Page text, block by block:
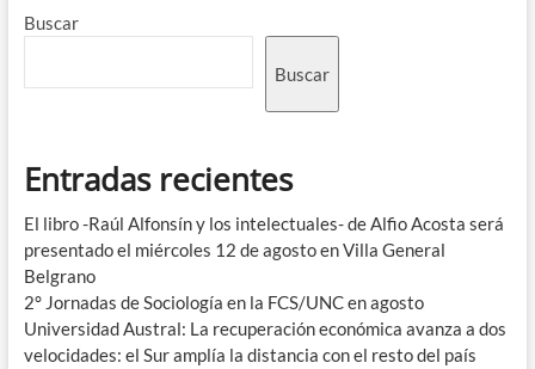
Buscar
Buscar
Entradas recientes
El libro -Raúl Alfonsín y los intelectuales- de Alfio Acosta será
presentado el miércoles 12 de agosto en Villa General
Belgrano
2° Jornadas de Sociología en la FCS/UNC en agosto
Universidad Austral: La recuperación económica avanza a dos
velocidades: el Sur amplía la distancia con el resto del país